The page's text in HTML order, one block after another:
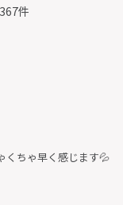
件
くちゃ早く感じます💦